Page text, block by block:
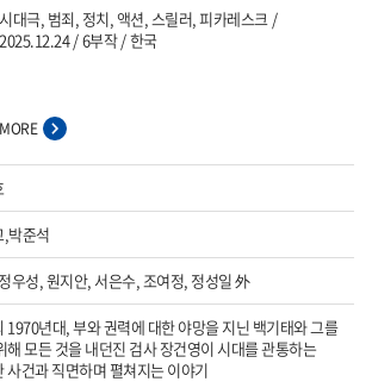
시대극, 범죄, 정치, 액션, 스릴러, 피카레스크
2025.12.24 6부작 한국
MORE
,박준석
우성, 원지안, 서은수, 조여정, 정성일 外
1970년대, 부와 권력에 대한 야망을 지닌 백기태와 그를
해 모든 것을 내던진 검사 장건영이 시대를 관통하는
사건과 직면하며 펼쳐지는 이야기